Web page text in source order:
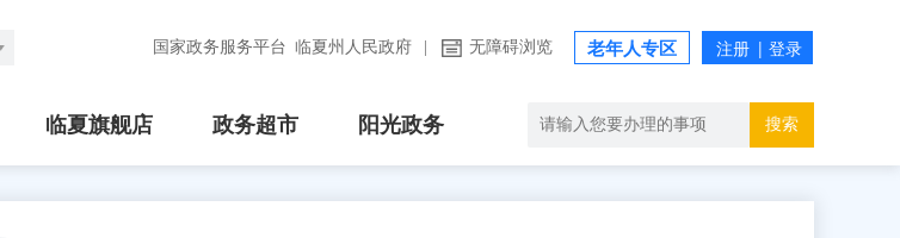
国家政务服务平台 临夏州人民政府 无障碍浏览 老年人专区
临夏旗舰店 政务超市 阳光政务 搜索